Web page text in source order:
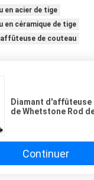
en acier de tige
céramique de tige
de couteau
Diamant d'affûteuse
de Whetstone Rod
Continuer